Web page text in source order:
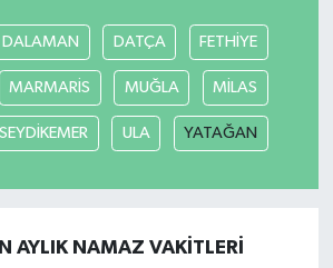
DALAMAN DATÇA FETHİYE
MARMARİS MUĞLA MİLAS
SEYDİKEMER ULA YATAĞAN
AYLIK NAMAZ VAKITLERI